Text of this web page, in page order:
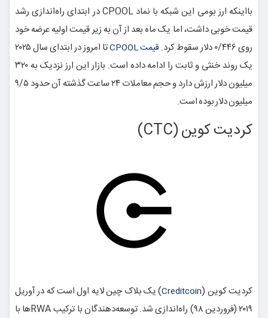
بااینکه ارز بومی این شبکه با نماد CPOOL در ابتدای راه‌اندازی رشد
قیمت خوبی داشت، اما یک ماه بعد از آن به زیر قیمت اولیه عرضه خود
روی ۰/۴۴۶ دلار سقوط کرد.
قیمت CPOOL
تا امروز در ابتدای سال ۲۰۲۵
یک روند خنثی و ثابت را ادامه داده است. بازار این ارز نزدیک به ۳۲۰
میلیون دلار ارزش دارد و حجم معاملات ۲۴ ساعت گذشته آن حدود ۹/۵
میلیون دلار بوده است.
کردیت کوین (CTC)
کردیت کوین (Creditcoin) یک بلاک چین لایه اول است که در آوریل
۲۰۱۹ (فروردین ۹۸) راه‌اندازی شد. توسعه‌دهندگان با ترکیب RWAها با